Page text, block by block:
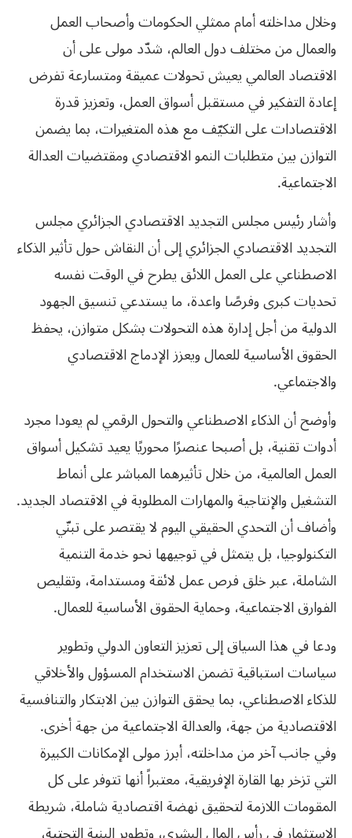
وخلال مداخلته أمام ممثلي الحكومات وأصحاب العمل
والعمال من مختلف دول العالم، شدّد مولى على أن
الاقتصاد العالمي يعيش تحولات عميقة ومتسارعة تفرض
إعادة التفكير في مستقبل أسواق العمل، وتعزيز قدرة
الاقتصادات على التكيّف مع هذه المتغيرات، بما يضمن
التوازن بين متطلبات النمو الاقتصادي ومقتضيات العدالة
الاجتماعية.
وأشار رئيس مجلس التجديد الاقتصادي الجزائري مجلس
التجديد الاقتصادي الجزائري إلى أن النقاش حول تأثير الذكاء
الاصطناعي على العمل اللائق يطرح في الوقت نفسه
تحديات كبرى وفرصًا واعدة، ما يستدعي تنسيق الجهود
الدولية من أجل إدارة هذه التحولات بشكل متوازن، يحفظ
الحقوق الأساسية للعمال ويعزز الإدماج الاقتصادي
والاجتماعي.
وأوضح أن الذكاء الاصطناعي والتحول الرقمي لم يعودا مجرد
أدوات تقنية، بل أصبحا عنصرًا محوريًا يعيد تشكيل أسواق
العمل العالمية، من خلال تأثيرهما المباشر على أنماط
التشغيل والإنتاجية والمهارات المطلوبة في الاقتصاد الجديد.
وأضاف أن التحدي الحقيقي اليوم لا يقتصر على تبنّي
التكنولوجيا، بل يتمثل في توجيهها نحو خدمة التنمية
الشاملة، عبر خلق فرص عمل لائقة ومستدامة، وتقليص
الفوارق الاجتماعية، وحماية الحقوق الأساسية للعمال.
ودعا في هذا السياق إلى تعزيز التعاون الدولي وتطوير
سياسات استباقية تضمن الاستخدام المسؤول والأخلاقي
للذكاء الاصطناعي، بما يحقق التوازن بين الابتكار والتنافسية
الاقتصادية من جهة، والعدالة الاجتماعية من جهة أخرى.
وفي جانب آخر من مداخلته، أبرز مولى الإمكانات الكبيرة
التي تزخر بها القارة الإفريقية، معتبراً أنها تتوفر على كل
المقومات اللازمة لتحقيق نهضة اقتصادية شاملة، شريطة